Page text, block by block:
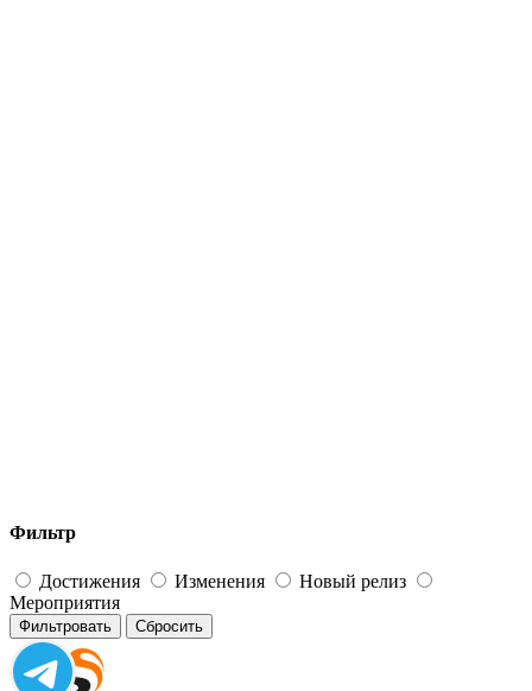
Фильтр
Достижения Изменения
Новый релиз
Мероприятия
Фильтровать Сбросить